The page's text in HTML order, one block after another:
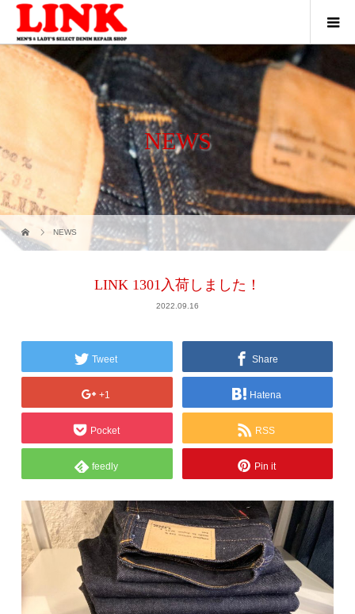
NEWS
NEWS
LINK 1301入荷しました！
2022.09.16
Tweet Share
+1 Hatena
Pocket RSS
feedly Pin it